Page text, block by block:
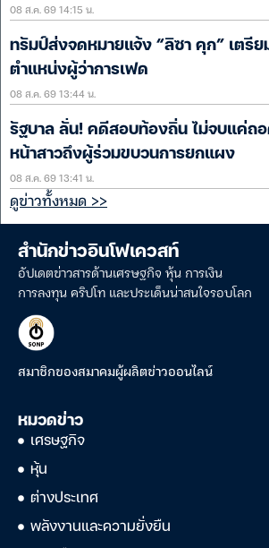
08 ส.ค. 69 14:15 น.
ทรัมป์ส่งจดหมายแจ้ง “ลิซา คุก” เตรีย
ตำแหน่งผู้ว่าการเฟด
08 ส.ค. 69 13:44 น.
รัฐบาล ลั่น! คดีสอบท้องถิ่น ไม่จบแค่ถ
หน้าสาวถึงผู้ร่วมขบวนการยกแผง
08 ส.ค. 69 13:41 น.
ดูข่าวทั้งหมด >>
สำนักข่าวอินโฟเควสท์
อัปเดตข่าวสารด้านเศรษฐกิจ หุ้น การเงิน
การลงทุน คริปโท และประเด็นน่าสนใจรอบโลก
สมาชิกของสมาคมผู้ผลิตข่าวออนไลน์
หมวดข่าว
เศรษฐกิจ
หุ้น
ต่างประเทศ
พลังงานและความยั่งยืน